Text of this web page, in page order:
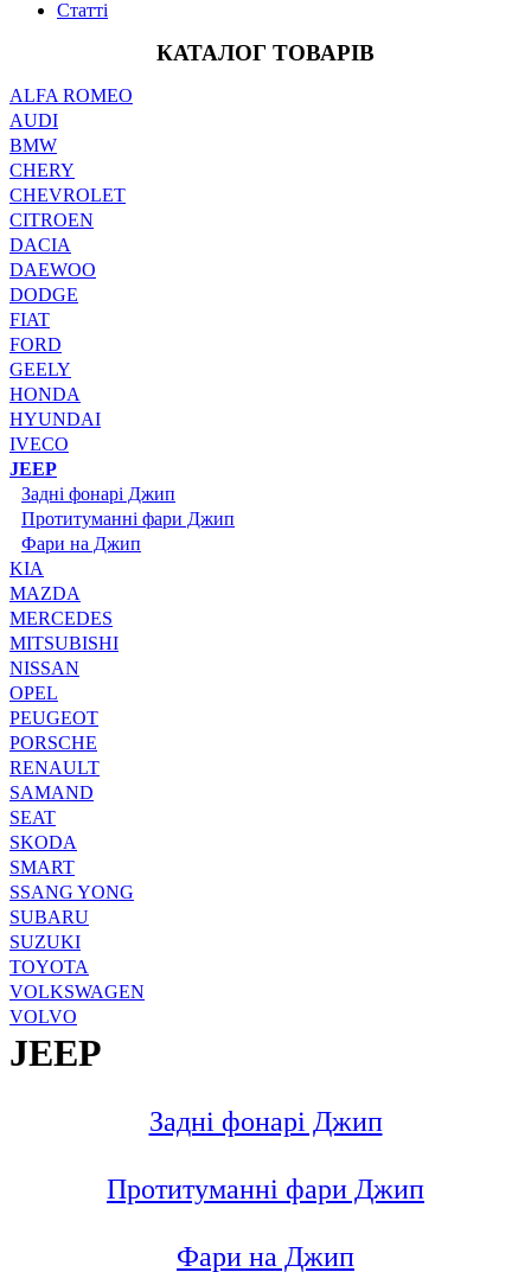
Статті
КАТАЛОГ ТОВАРІВ
ALFA ROMEO
AUDI
BMW
CHERY
CHEVROLET
CITROEN
DACIA
DAEWOO
DODGE
FIAT
FORD
GEELY
HONDA
HYUNDAI
IVECO
JEEP
Задні фонарі Джип
Протитуманні фари Джип
Фари на Джип
KIA
MAZDA
MERCEDES
MITSUBISHI
NISSAN
OPEL
PEUGEOT
PORSCHE
RENAULT
SAMAND
SEAT
SKODA
SMART
SSANG YONG
SUBARU
SUZUKI
TOYOTA
VOLKSWAGEN
VOLVO
JEEP
Задні фонарі Джип
Протитуманні фари Джип
Фари на Джип